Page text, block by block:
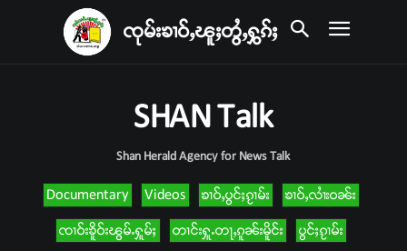
ၸုမ်းၶၢဝ်ႇၽူႈတွႆႇႁွၵ်ႈ
SHAN Talk
Shan Herald Agency for News Talk
Documentary Videos ၶၢဝ်ႇပွင်ႈၵႂၢမ်း
ၶၢဝ်ႇလၢႆးဝၼ်း
ၸၢဝ်းၶိူဝ်းၽွမ်ႉႁူမ်ႈ
တၢင်းႁူႉတႃႇၵူၼ်းမိူင်း ပွင်ႈၵႂၢမ်း